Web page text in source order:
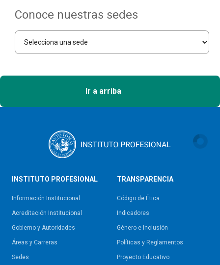
Conoce nuestras sedes
Ir a arriba
INSTITUTO PROFESIONAL
Información Institucional
Acreditación Institucional
Gobierno y Autoridades​
Áreas y Carreras
Sedes
TRANSPARENCIA
Código de Ética
Indicadores
Género e Inclusión
Políticas y Reglamentos​
Proyecto Educativo